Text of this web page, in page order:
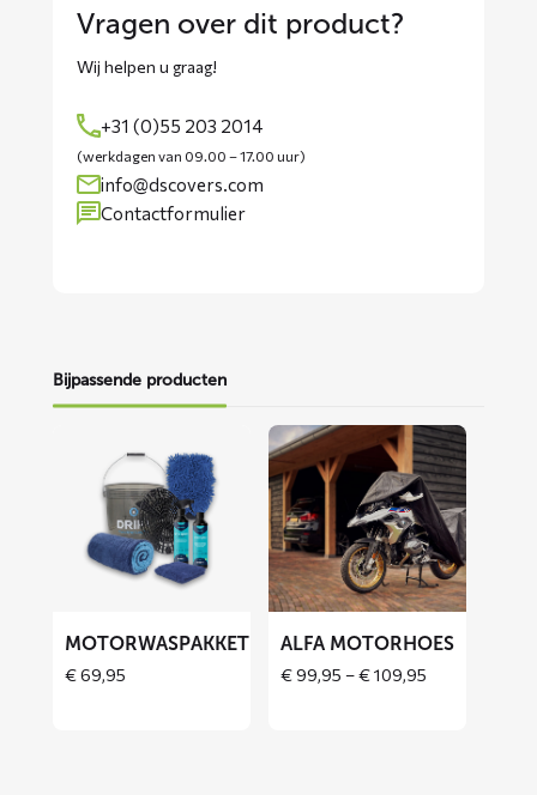
Vragen over dit product?
Wij helpen u graag!
+31 (0)55 203 2014
(werkdagen van 09.00 – 17.00 uur)
info@dscovers.com
Contactformulier
Bijpassende producten
Motorwaspakket
MOTORWASPAKKET
€69,95
Lees
meer
over
ALFA
motorhoes
ALFA MOTORHOES
€99,95 –€109,95